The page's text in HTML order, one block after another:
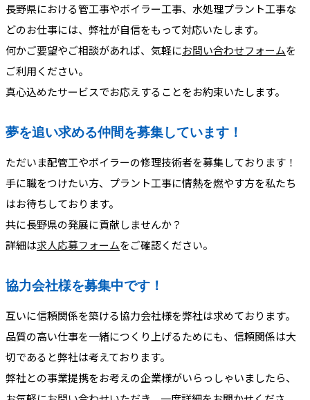
長野県における管工事やボイラー工事、水処理プラント工事な
どのお仕事には、弊社が自信をもって対応いたします。
何かご要望やご相談があれば、気軽にお問い合わせフォームを
ご利用ください。
真心込めたサービスでお応えすることをお約束いたします。
夢を追い求める仲間を募集しています！
ただいま配管工やボイラーの修理技術者を募集しております！
手に職をつけたい方、プラント工事に情熱を燃やす方を私たち
はお待ちしております。
共に長野県の発展に貢献しませんか？
詳細は求人応募フォームをご確認ください。
協力会社様を募集中です！
互いに信頼関係を築ける協力会社様を弊社は求めております。
品質の高い仕事を一緒につくり上げるためにも、信頼関係は大
切であると弊社は考えております。
弊社との事業提携をお考えの企業様がいらっしゃいましたら、